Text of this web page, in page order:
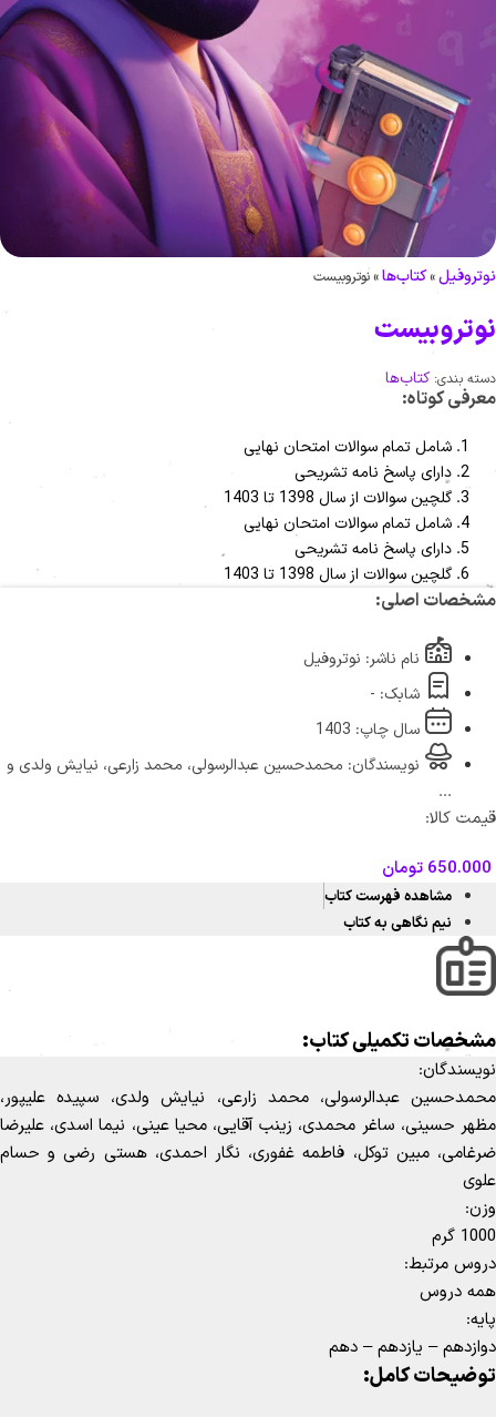
»کتاب‌ها»نوتروبیست
بندی:کتاب‌ها
کوتاه:
شامل تمام سوالات امتحان نهایی
دارای پاسخ نامه تشریحی
گلچین سوالات از سال 1398 تا 1403
شامل تمام سوالات امتحان نهایی
دارای پاسخ نامه تشریحی
گلچین سوالات از سال 1398 تا 1403
اصلی:
نام ناشر: نوتروفیل
شابک: -
سال چاپ: 1403
نویسندگان: محمدحسین عبدالرسولی، محمد زارعی، نیایش ولدی و
کالا:
تومان
مشاهده فهرست کتاب
نیم نگاهی به کتاب
تکمیلی کتاب:
عبدالرسولی، محمد زارعی، نیایش ولدی، سپیده علیپور،
حسینی، ساغر محمدی، زینب آقایی، محیا عینی، نیما اسدی، علیرضا
مبین توکل، فاطمه غفوری، نگار احمدی، هستی رضی و حسام
گرم
مرتبط:
دروس
– یازدهم – دهم
کامل: